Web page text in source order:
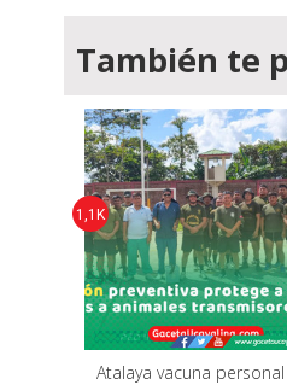
También te
Atalaya vacuna personal
1,1K